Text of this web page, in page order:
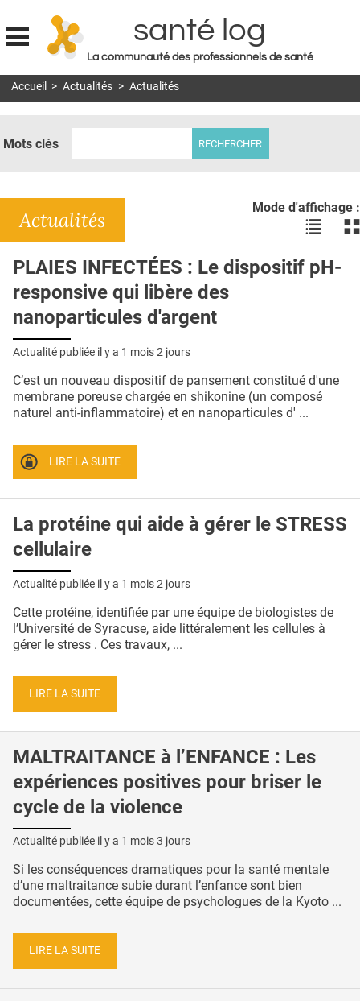
Jump to navigation
santé log
La communauté des professionnels de santé
MON COMPTE
DOSSIERS
RÉSEAUX
E-REVUE SAD
THÉMA
L'APP
PUBLICITÉ
CONTACT
Accueil > Actualités > Actualités
Mots clés
Mode d'affichage :
Voir
les
en
les
Actualités
PLAIES INFECTÉES : Le dispositif pH-
responsive qui libère des
nanoparticules d'argent
Actualité publiée il y a 1 mois 2 jours
C’est un nouveau dispositif de pansement constitué d'une
membrane poreuse chargée en shikonine (un composé
naturel anti-inflammatoire) et en nanoparticules d' ...
LIRE LA SUITE
La protéine qui aide à gérer le STRESS
cellulaire
Actualité publiée il y a 1 mois 2 jours
Cette protéine, identifiée par une équipe de biologistes de
l’Université de Syracuse, aide littéralement les cellules à
gérer le stress . Ces travaux, ...
LIRE LA SUITE
MALTRAITANCE à l’ENFANCE : Les
expériences positives pour briser le
cycle de la violence
Actualité publiée il y a 1 mois 3 jours
Si les conséquences dramatiques pour la santé mentale
d’une maltraitance subie durant l’enfance sont bien
documentées, cette équipe de psychologues de la Kyoto ...
LIRE LA SUITE